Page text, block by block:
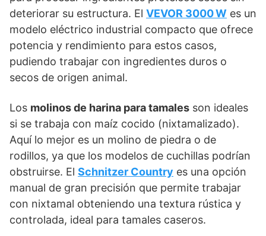
deteriorar su estructura. El VEVOR 3000 W es un
modelo eléctrico industrial compacto que ofrece
potencia y rendimiento para estos casos,
pudiendo trabajar con ingredientes duros o
secos de origen animal.
Los molinos de harina para tamales son ideales
si se trabaja con maíz cocido (nixtamalizado).
Aquí lo mejor es un molino de piedra o de
rodillos, ya que los modelos de cuchillas podrían
obstruirse. El Schnitzer Country es una opción
manual de gran precisión que permite trabajar
con nixtamal obteniendo una textura rústica y
controlada, ideal para tamales caseros.